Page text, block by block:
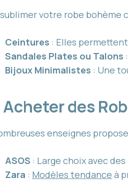
votre robe bohème
Ceintures : Elles
Sandales Plates ou Talons
Bijoux Minimalistes : Une
Acheter des
enseignes
ASOS : Large choix avec
Zara : Modèles tendance à